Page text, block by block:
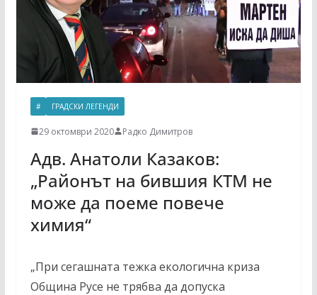
# ГРАДСКИ ЛЕГЕНДИ
29 октомври 2020 Радко Димитров
Адв. Анатоли Казаков:
„Районът на бившия КТМ не
може да поеме повече
химия“
„При сегашната тежка екологична криза
Община Русе не трябва да допуска